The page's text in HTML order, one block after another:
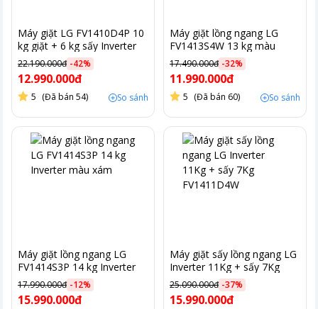
Máy giặt LG FV1410D4P 10
kg giặt + 6 kg sấy Inverter
màu bạc
22.190.000đ -42%
12.990.000đ
5 (Đã bán 54) So sánh
Máy giặt lồng ngang LG
FV1413S4W 13 kg màu
trắng
17.490.000đ -32%
11.990.000đ
5 (Đã bán 60) So sánh
Máy giặt lồng ngang LG
FV1414S3P 14 kg Inverter
màu xám
17.990.000đ -12%
15.990.000đ
Máy giặt sấy lồng ngang LG
Inverter 11Kg + sấy 7Kg
FV1411D4W
25.090.000đ -37%
15.990.000đ